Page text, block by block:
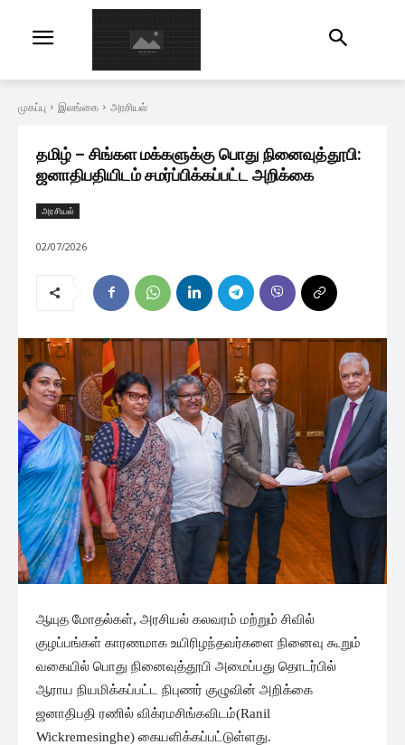
முகப்பு இலங்கை அரசியல்
தமிழ் – சிங்கள மக்களுக்கு பொது நினைவுத்தூபி:
ஜனாதிபதியிடம் சமர்ப்பிக்கப்பட்ட அறிக்கை
அரசியல்
02/07/2026
ஆயுத மோதல்கள், அரசியல் கலவரம் மற்றும் சிவில்
குழப்பங்கள் காரணமாக உயிரிழந்தவர்களை நினைவு கூறும்
வகையில் பொது நினைவுத்தூபி அமைப்பது தொடர்பில்
ஆராய நியமிக்கப்பட்ட நிபுணர் குழுவின் அறிக்கை
ஜனாதிபதி ரணில் விக்ரமசிங்கவிடம்(Ranil
Wickremesinghe) கையளிக்கப்பட்டுள்ளது.